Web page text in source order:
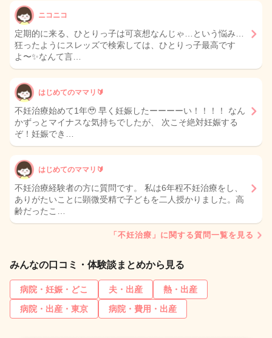
ニコニコ
定期的に来る、ひとりっ子は可哀想なんじゃ…という悩み…
狂ったようにスレッズで検索しては、ひとりっ子最高です
よ〜✨なんて言…
はじめてのママリ🔰
不妊治療始めて1年🥹 早く妊娠したーーーーい！！！！ なん
かずっとマイナスな気持ちでしたが、 次こそ絶対妊娠する
ぞ！妊娠でき…
はじめてのママリ🔰
不妊治療経験者の方に質問です。 私は6年程不妊治療をし、
ありがたいことに顕微受精で子どもを二人授かりました。高
齢だったこ…
「不妊治療」に関する質問一覧を見る
みんなの口コミ・体験談まとめから見る
病院・妊娠・どこ 夫・出産
熱・出産
病院・出産・東京
病院・費用・出産